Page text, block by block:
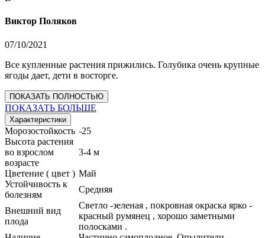
Виктор Поляков
07/10/2021
Все купленные растения прижились. Голубика очень крупные
ягоды дает, дети в восторге.
ПОКАЗАТЬ ПОЛНОСТЬЮ
ПОКАЗАТЬ БОЛЬШЕ
Характеристики
Морозостойкость -25
Высота растения
во взрослом
возрасте
3-4 м
Цветение ( цвет ) Май
Устойчивость к
болезням
Средняя
Внешний вид
плода
Светло -зеленая , покровная окраска ярко -
красный румянец , хорошо заметными
полосками .